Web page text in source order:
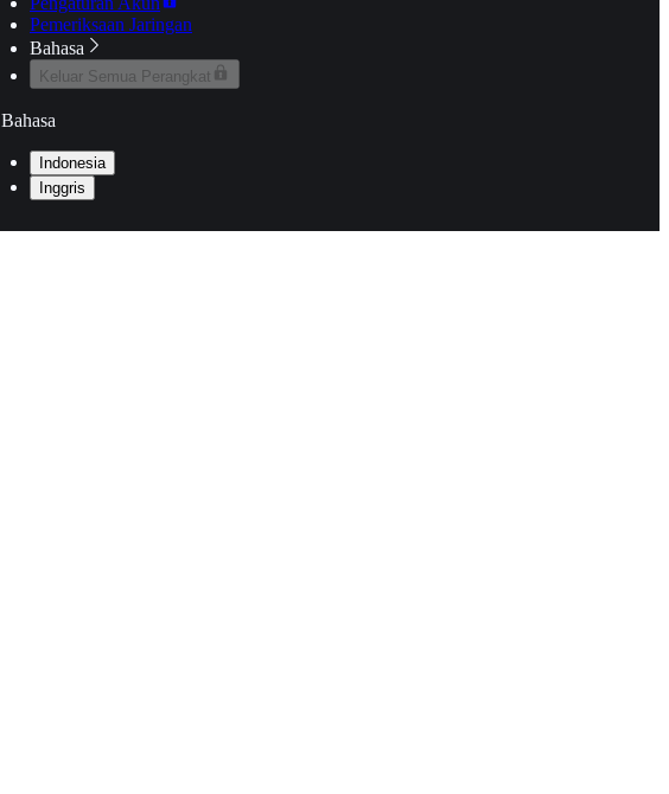
Pemeriksaan Jaringan
Bahasa
Keluar Semua Perangkat
Bahasa
Indonesia
Inggris